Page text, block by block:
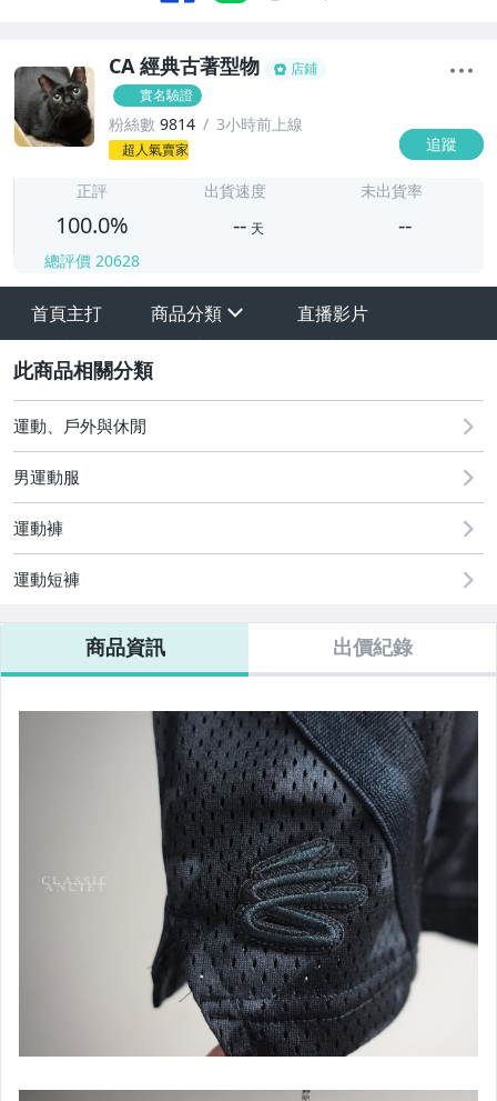
CA 經典古著型物
店鋪
實名驗證
粉絲數 9814 3小時前上線
超人氣賣家 追蹤
-
正評
100.0%
總評價 20628
出貨速度
-- 天
未出貨率
--
首頁主打 商品分類
Abercrombie & Fitch
American Eagle
DICKIES
直播影片
運動、戶外與休閒
男運動服
運動褲
運動短褲
商品資訊 出價紀錄